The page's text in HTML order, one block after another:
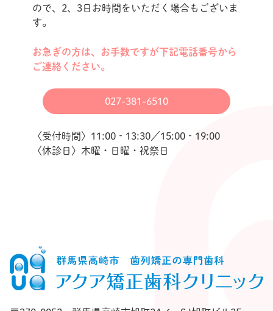
ので、2、3日お時間をいただく場合もございま
す。
お急ぎの方は、お手数ですが下記電話番号から
ご連絡ください。
027-381-6510
〈受付時間〉11:00‐13:30／15:00‐19:00
〈休診日〉木曜・日曜・祝祭日